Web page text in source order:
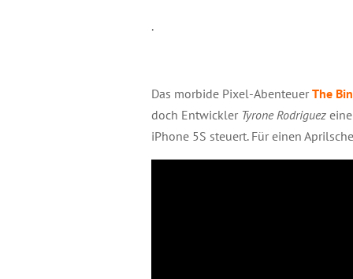
.
Das morbide Pixel-Abenteuer The
doch Entwickler Tyrone Rodriguez
iPhone 5S steuert. Für einen